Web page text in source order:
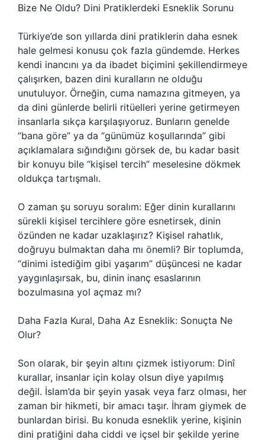
Bize Ne Oldu? Dini Pratiklerdeki Esneklik Sorunu
Türkiye’de son yıllarda dini pratiklerin daha esnek
hale gelmesi konusu çok fazla gündemde. Herkes
kendi inancını ya da ibadet biçimini şekillendirmeye
çalışırken, bazen dini kuralların ne olduğu
unutuluyor. Örneğin, cuma namazına gitmeyen, ya
da dini günlerde belirli ritüelleri yerine getirmeyen
insanlarla sıkça karşılaşıyoruz. Bunların genelde
“bana göre” ya da “günümüz koşullarında” gibi
açıklamalara sığındığını görsek de, bu kadar basit
bir konuyu bile “kişisel tercih” meselesine dökmek
oldukça tartışmalı.
O zaman şu soruyu soralım: Eğer dinin kurallarını
sürekli kişisel tercihlere göre esnetirsek, dinin
özünden ne kadar uzaklaşırız? Kişisel rahatlık,
doğruyu bulmaktan daha mı önemli? Bir toplumda,
“dinimi istediğim gibi yaşarım” düşüncesi ne kadar
yaygınlaşırsak, bu, dinin inanç esaslarının
bozulmasına yol açmaz mı?
Daha Fazla Kural, Daha Az Esneklik: Sonuçta Ne
Olur?
Son olarak, bir şeyin altını çizmek istiyorum: Dinî
kurallar, insanlar için kolay olsun diye yapılmış
değil. İslam’da bir şeyin yasak veya farz olması, her
zaman bir hikmeti, bir amacı taşır. İhram giymek de
bunlardan birisi. Bu konuda esneklik yerine, kişinin
dini pratiğini daha ciddi ve içsel bir şekilde yerine